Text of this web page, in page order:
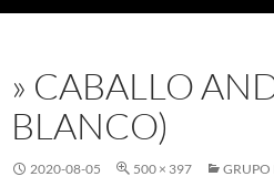
» CABALLO
BLANCO)
2020-08-05 500 × 397 GRUPO